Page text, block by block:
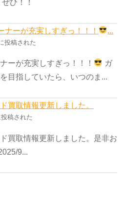
ひ！！
ナーが充実しすぎっ！！！ ...
投稿された
ーが充実しすぎっ！！！
ガ
目指していたら、いつのま...
買取情報更新しました。
稿された
買取情報更新しました。是非お
9...